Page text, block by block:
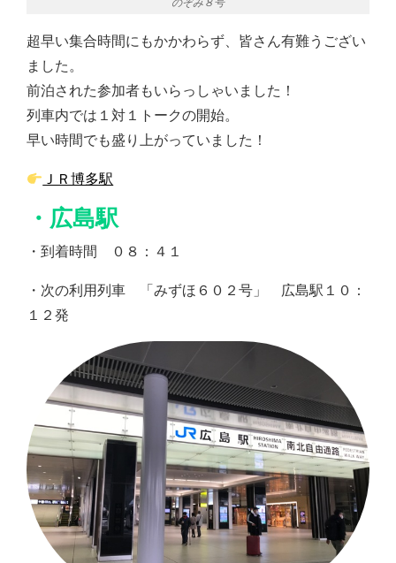
超早い集合時間にもかかわらず、皆さん有難うござい
ました。
前泊された参加者もいらっしゃいました！
列車内では１対１トークの開始。
早い時間でも盛り上がっていました！
ＪＲ博多駅
・広島駅
・到着時間 ０８：４１
・次の利用列車 「みずほ６０２号」 広島駅１０：
１２発